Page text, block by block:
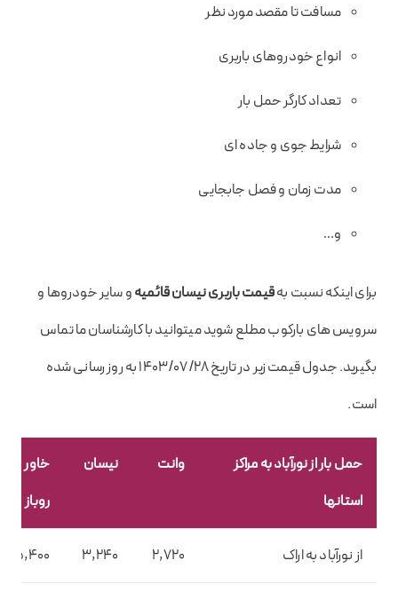
مسافت تا مقصد مورد نظر
انواع خودروهای باربری
تعداد کارگر حمل بار
شرایط جوی و جاده ای
مدت زمان و فصل جابجایی
و…
برای اینکه نسبت بهقیمت باربری نیسان قائمیهو سایر خودروها و
سرویس های بارکوب مطلع شوید میتوانید با کارشناسان ما تماس
بگیرید. جدول قیمت زیر در تاریخ ۱۴۰۳/۰۷/۲۸ به روز رسانی شده
است.
حمل بار از نورآباد به مراکز
استانها
وانت نیسان
خاور
روباز
از نورآباد به اراک 2,720
3,240
5,400